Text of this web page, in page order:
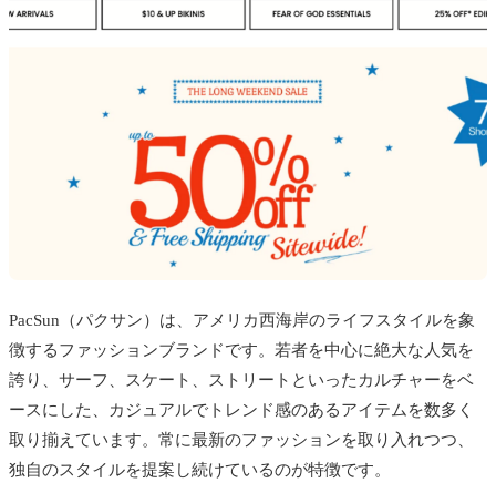
PacSun（パクサン）は、アメリカ西海岸のライフスタイルを象
徴するファッションブランドです。若者を中心に絶大な人気を
誇り、サーフ、スケート、ストリートといったカルチャーをベ
ースにした、カジュアルでトレンド感のあるアイテムを数多く
取り揃えています。常に最新のファッションを取り入れつつ、
独自のスタイルを提案し続けているのが特徴です。